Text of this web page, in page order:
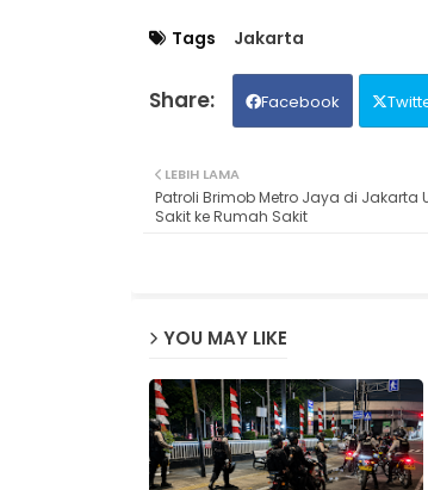
Tags Jakarta
Facebook
LEBIH LAMA
Patroli Brimob Metro Jaya di Jakarta
Sakit ke Rumah Sakit
YOU MAY LIKE